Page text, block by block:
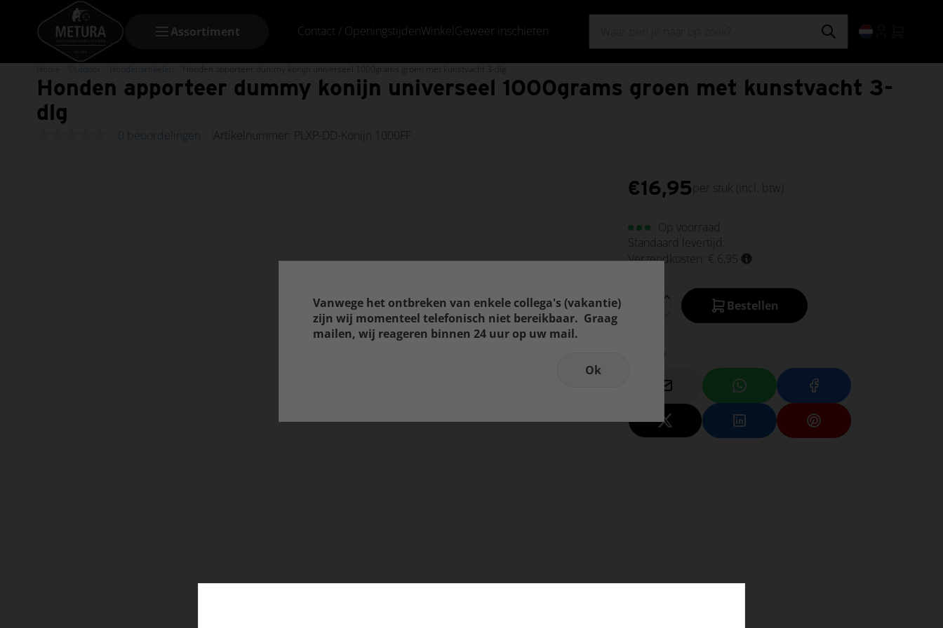
Assortiment Contact / OpeningstijdenWinkelGeweer inschieten
Home Outdoor Hondenartikelen Honden apporteer dummy konijn universeel 1000grams groen met kunstvacht 3-dlg
Honden apporteer dummy konijn universeel 1000grams groen met kunstvacht 3-
dlg
0 beoordelingen Artikelnummer: PLXP-DD-Konijn 1000FF
€16,95 per stuk (incl. btw)
Op voorraad
Standaard levertijd:
Verzendkosten: € 6,95
Bestellen
Vanwege het ontbreken van enkele collega's (vakantie)
zijn wij momenteel telefonisch niet bereikbaar. Graag
mailen, wij reageren binnen 24 uur op uw mail.
Ok